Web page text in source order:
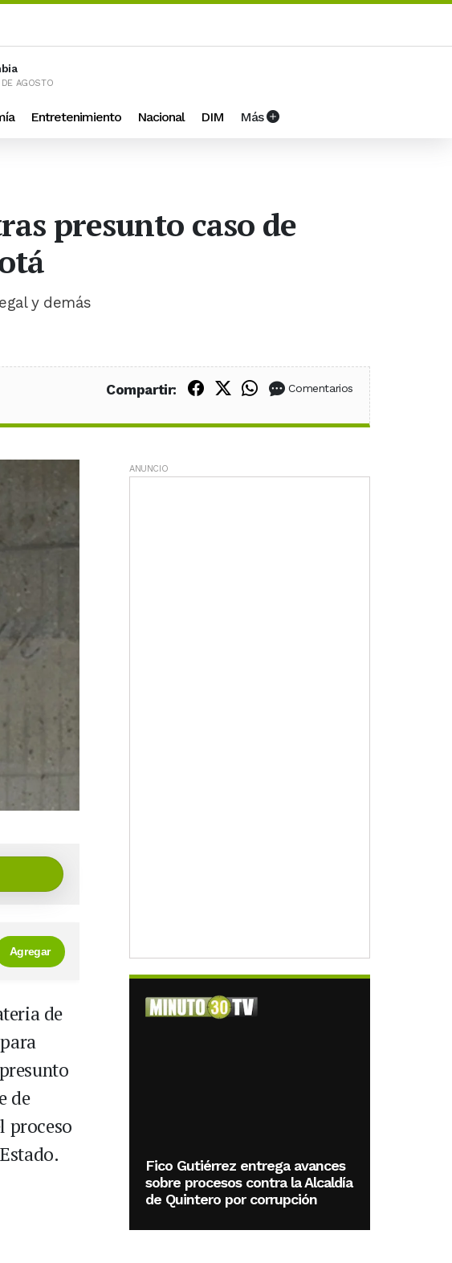
AGOSTO
Entretenimiento Nacional DIM Más
presunto caso de
y demás
Compartir: Compartir en Facebook
Compartir en X (Twitter)
Compartir en WhatsApp
Comentarios
Agregar
de
de
proceso
ANUNCIO
Fico Gutiérrez entrega avances
sobre procesos contra la Alcaldía
de Quintero por corrupción